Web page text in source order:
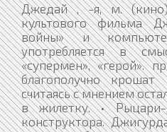
Джедай , -я, м. (кино)
культового фильма
войны» и
употребляется в
«супермен», «герой».
благополучно
считаясь с мнением
в жилетку. •
конструктора.